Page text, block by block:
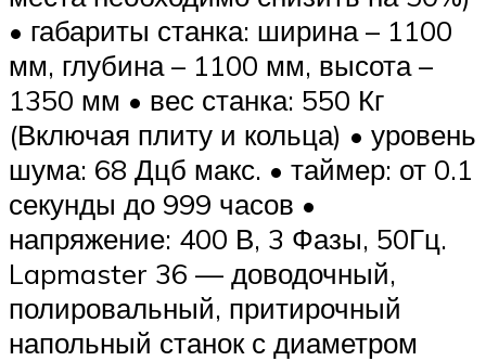
• габариты станка: ширина – 1100
мм, глубина – 1100 мм, высота –
1350 мм • вес станка: 550 Кг
(Включая плиту и кольца) • уровень
шума: 68 Дцб макс. • таймер: от 0.1
секунды до 999 часов •
напряжение: 400 В, 3 Фазы, 50Гц.
Lapmaster 36 — доводочный,
полировальный, притирочный
напольный станок с диаметром